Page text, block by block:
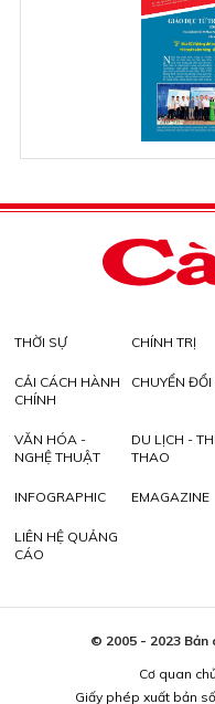
THỜI SỰ CHÍNH TRỊ
CẢI CÁCH HÀNH
CHÍNH
CHUYỂN ĐỔI
VĂN HÓA -
NGHỆ THUẬT
DU LỊCH -
THAO
INFOGRAPHIC EMAGAZINE
LIÊN HỆ QUẢNG
CÁO
© 2005 - 2023 Bản
Cơ quan
Giấy phép xuất bản